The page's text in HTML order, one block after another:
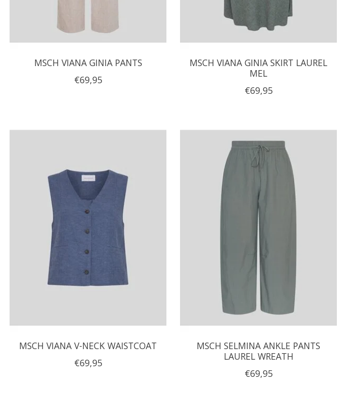
MSCH VIANA GINIA PANTS
€69,95
MSCH VIANA GINIA SKIRT LAUREL
MEL
€69,95
MSCH VIANA V-NECK WAISTCOAT
€69,95
MSCH SELMINA ANKLE PANTS
LAUREL WREATH
€69,95